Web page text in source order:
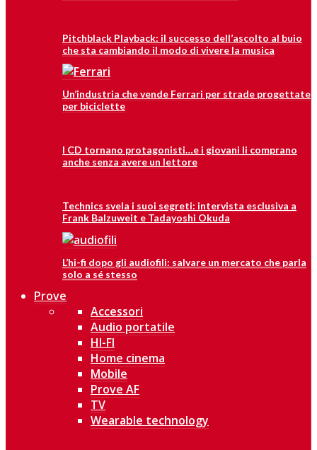
Pitchblack Playback: il successo dell’ascolto al buio
che sta cambiando il modo di vivere la musica
Un’industria che vende Ferrari per strade progettate
per biciclette
I CD tornano protagonisti…e i giovani li comprano
anche senza avere un lettore
Technics svela i suoi segreti: intervista esclusiva a
Frank Balzuweit e Tadayoshi Okuda
L’hi-fi dopo gli audiofili: salvare un mercato che parla
solo a sé stesso
Prove
Accessori
Audio portatile
HI-FI
Home cinema
Mobile
Prove AF
TV
Wearable technology